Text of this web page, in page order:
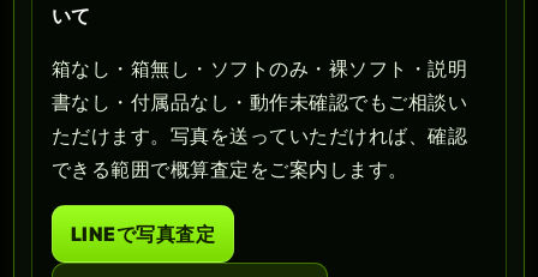
いて
箱なし・箱無し・ソフトのみ・裸ソフト・説明
書なし・付属品なし・動作未確認でもご相談い
ただけます。写真を送っていただければ、確認
できる範囲で概算査定をご案内します。
LINEで写真査定